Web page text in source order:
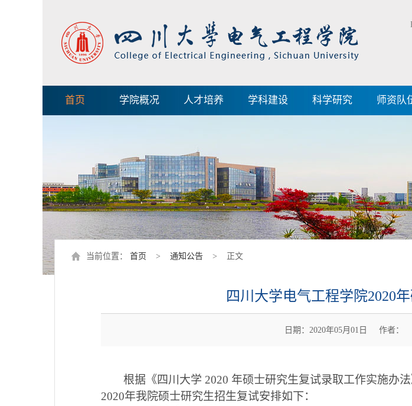
首页 学院概况 人才培养 学科建设 科学研究 师资队
当前位置： 首页 > 通知公告 > 正文
四川大学电气工程学院2020
日期：2020年05月01日 作者
根据《四川大学 2020 年硕士研究生复试录取工作实施办
2020年我院硕士研究生招生复试安排如下：